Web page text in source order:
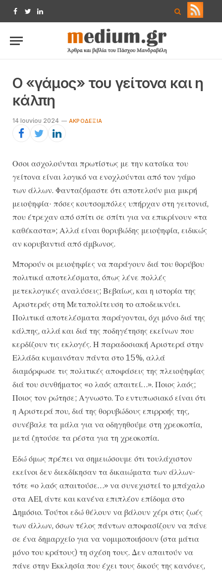
Facebook
TwitterLinkedIn
Ο «γάμος» του γείτονα και η
κάλπη
14 Ιουνίου 2024 ΑΚΡΟΔΕΞΙΆ
Οσοι ασχολούνται πρωτίστως με την κατσίκα του
γείτονα είναι λογικό να ενοχλούνται από τον γάμο
των άλλων. Φανταζόμαστε ότι αποτελούν μια μικρή
μειοψηφία· πόσες κουτσομπόλες υπήρχαν στη γειτονιά,
που έτρεχαν από σπίτι σε σπίτι για να επικρίνουν «τα
καθέκαστα»; Αλλά είναι θορυβώδης μειοψηφία, ειδικώς
αν κορυβαντιά από άμβωνος.
Μπορούν οι μειοψηφίες να παράγουν διά του θορύβου
πολιτικά αποτελέσματα, όπως λένε πολλές
μετεκλογικές αναλύσεις; Βεβαίως, και η ιστορία της
Αριστεράς στη Μεταπολίτευση το αποδεικνύει.
Πολιτικά αποτελέσματα παράγονται, όχι μόνο διά της
κάλπης, αλλά και διά της ποδηγέτησης εκείνων που
κερδίζουν τις εκλογές. Η παραδοσιακή Αριστερά στην
Ελλάδα κυμαινόταν πάντα στο 15%, αλλά
διαμόρφωσε τις πολιτικές αποφάσεις της πλειοψηφίας
διά του συνθήματος «ο λαός απαιτεί…». Ποιος λαός;
Ποιος τον ρώτησε; Αγνωστο. Το εντυπωσιακό είναι ότι
η Αριστερά που, διά της θορυβώδους επιρροής της,
συνέβαλε τα μάλα για να οδηγηθούμε στη χρεοκοπία,
μετά ζητούσε τα ρέστα για τη χρεοκοπία.
Εδώ όμως πρέπει να σημειώσουμε ότι τουλάχιστον
εκείνοι δεν διεκδίκησαν τα δικαιώματα των άλλων·
τότε «ο λαός απαιτούσε…» να συνεχιστεί το μπάχαλο
στα ΑΕΙ, άντε και κανένα επιπλέον επίδομα στο
Δημόσιο. Τούτοι εδώ θέλουν να βάλουν χέρι στις ζωές
των άλλων, όσων τέλος πάντων αποφασίζουν να πάνε
σε ένα δημαρχείο για να νομιμοποιήσουν (στα μάτια
μόνο του κράτους) τη σχέση τους. Δεν απαιτούν να
πάνε στην Εκκλησία που έχει τους δικούς της κανόνες,